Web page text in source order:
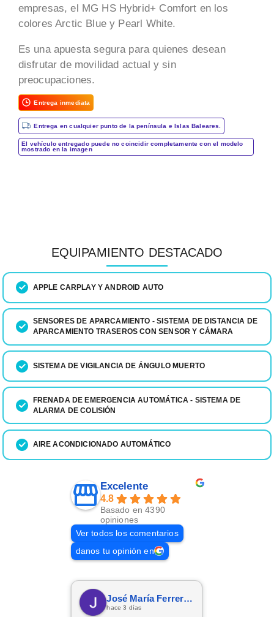
empresas, el MG HS Hybrid+ Comfort en los
colores Arctic Blue y Pearl White.
Es una apuesta segura para quienes desean
disfrutar de movilidad actual y sin
preocupaciones.
Entrega inmediata
Entrega en cualquier punto de la península e Islas Baleares.
El vehículo entregado puede no coincidir completamente con el modelo
mostrado en la imagen
EQUIPAMIENTO DESTACADO
APPLE CARPLAY Y ANDROID AUTO
SENSORES DE APARCAMIENTO - SISTEMA DE DISTANCIA DE
APARCAMIENTO TRASEROS CON SENSOR Y CÁMARA
SISTEMA DE VIGILANCIA DE ÁNGULO MUERTO
FRENADA DE EMERGENCIA AUTOMÁTICA - SISTEMA DE
ALARMA DE COLISIÓN
AIRE ACONDICIONADO AUTOMÁTICO
Excelente
4.8
Basado en 4390
opiniones
Ver todos los comentarios
danos tu opinión en
José María Ferreras Prieto
hace 3 días